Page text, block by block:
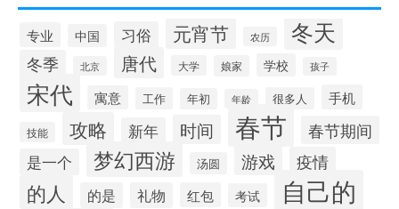
专业 中国 习俗 元宵节 农历 冬天
冬季 北京 唐代 大学 娘家 学校 孩子
宋代 寓意 工作 年初 年龄 很多人 手机
技能 攻略 新年 时间 春节 春节期间
是一个 梦幻西游 汤圆 游戏 疫情
的人 的是 礼物 红包 考试 自己的